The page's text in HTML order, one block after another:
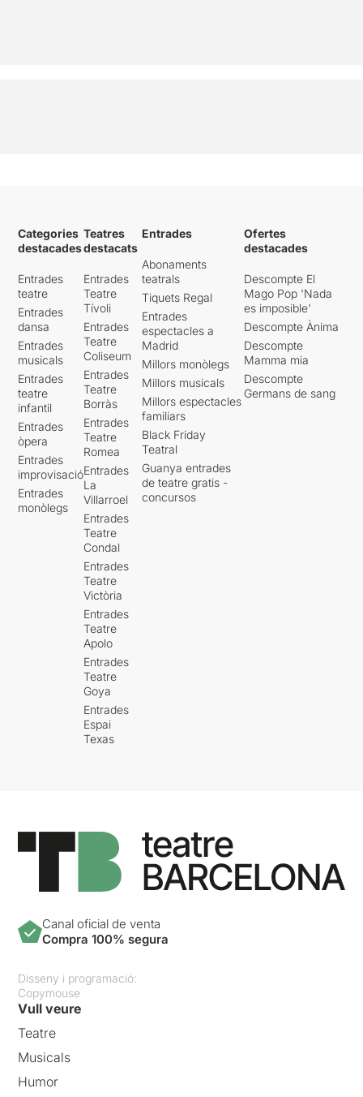
Categories
destacades
Entrades
teatre
Entrades
dansa
Entrades
musicals
Entrades
teatre
infantil
Entrades
òpera
Entrades
improvisació
Entrades
monòlegs
Teatres
destacats
Entrades
Teatre
Tívoli
Entrades
Teatre
Coliseum
Entrades
Teatre
Borràs
Entrades
Teatre
Romea
Entrades
La
Villarroel
Entrades
Teatre
Condal
Entrades
Teatre
Victòria
Entrades
Teatre
Apolo
Entrades
Teatre
Goya
Entrades
Espai
Texas
Entrades
Abonaments
teatrals
Tiquets Regal
Entrades
espectacles a
Madrid
Millors monòlegs
Millors musicals
Millors espectacles
familiars
Black Friday
Teatral
Guanya entrades
de teatre gratis -
concursos
Ofertes
destacades
Descompte El
Mago Pop 'Nada
es imposible'
Descompte Ànima
Descompte
Mamma mia
Descompte
Germans de sang
Canal oficial de venta
Compra 100% segura
Disseny i programació:
Copymouse
Vull veure
Teatre
Musicals
Humor